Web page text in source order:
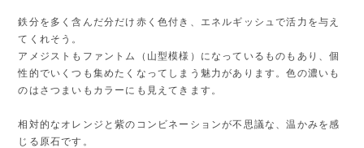
鉄分を多く含んだ分だけ赤く色付き、エネルギッシュで活力を与え
てくれそう。
アメジストもファントム（山型模様）になっているものもあり、個
性的でいくつも集めたくなってしまう魅力があります。色の濃いも
のはさつまいもカラーにも見えてきます。
相対的なオレンジと紫のコンビネーションが不思議な、温かみを感
じる原石です。